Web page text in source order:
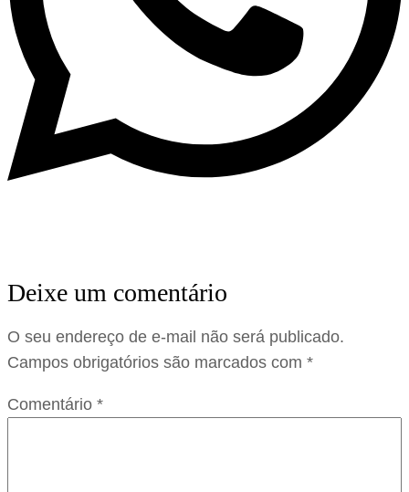
Deixe um comentário
O seu endereço de e-mail não será publicado.
Campos obrigatórios são marcados com *
Comentário *